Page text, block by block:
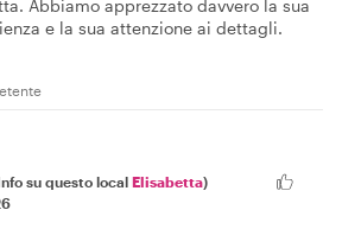
Abbiamo apprezzato davvero la sua
e la sua attenzione ai dettagli.
su questo local Elisabetta)